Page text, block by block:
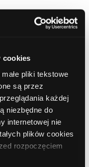
cookies
pliki tekstowe
są przez
każdej
niezbędne do
internetowej nie
plików cookies
rozpoczęciem